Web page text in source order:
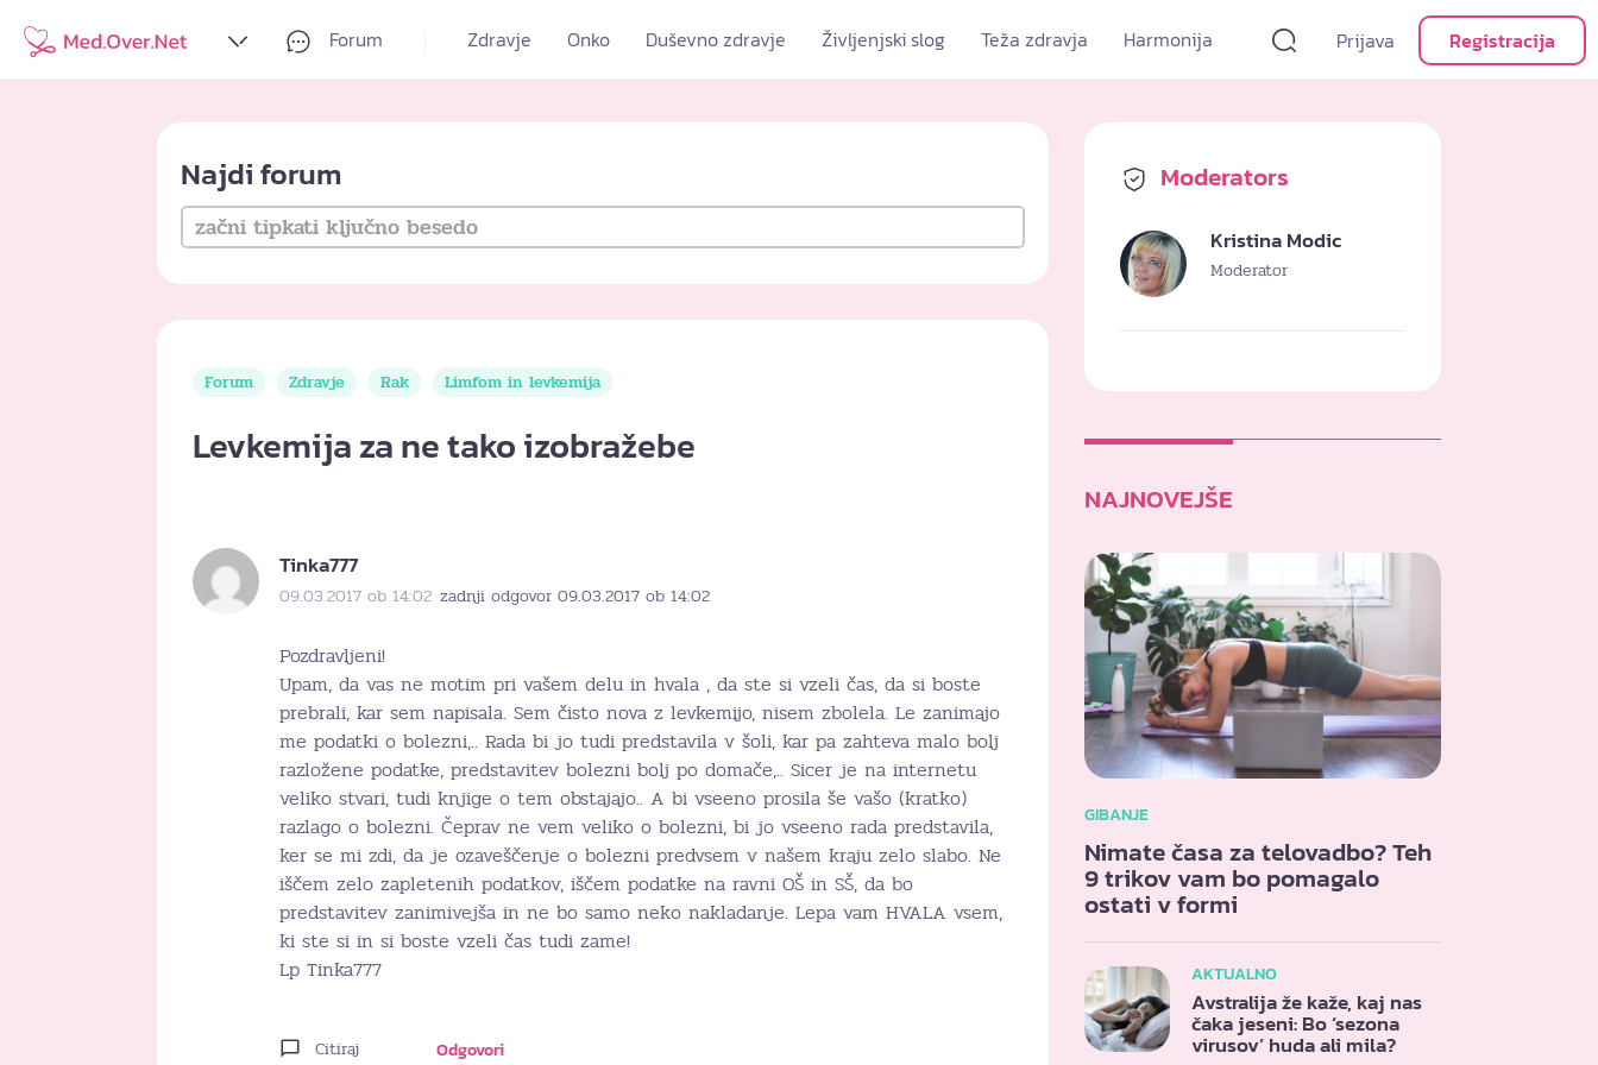
Forum Zdravje Onko Duševno zdravje Življenjski slog Teža zdravja Harmonija Prijava Registracija
Najdi forum
Forum Zdravje Rak Limfom in levkemija
Levkemija za ne tako izobražebe
Tinka777
09.03.2017 ob 14:02 zadnji odgovor 09.03.2017 ob 14:02
Pozdravljeni!
Upam, da vas ne motim pri vašem delu in hvala , da ste si vzeli čas, da si boste
prebrali, kar sem napisala. Sem čisto nova z levkemijo, nisem zbolela. Le zanimajo
me podatki o bolezni,.. Rada bi jo tudi predstavila v šoli, kar pa zahteva malo bolj
razložene podatke, predstavitev bolezni bolj po domače,.. Sicer je na internetu
veliko stvari, tudi knjige o tem obstajajo.. A bi vseeno prosila še vašo (kratko)
razlago o bolezni. Čeprav ne vem veliko o bolezni, bi jo vseeno rada predstavila,
ker se mi zdi, da je ozaveščenje o bolezni predvsem v našem kraju zelo slabo. Ne
iščem zelo zapletenih podatkov, iščem podatke na ravni OŠ in SŠ, da bo
predstavitev zanimivejša in ne bo samo neko nakladanje. Lepa vam HVALA vsem,
ki ste si in si boste vzeli čas tudi zame!
Lp Tinka777
Citiraj Odgovori
Moderators
Kristina Modic
Moderator
NAJNOVEJŠE
GIBANJE
Nimate časa za telovadbo? Teh
9 trikov vam bo pomagalo
ostati v formi
AKTUALNO
Avstralija že kaže, kaj nas
čaka jeseni: Bo ‘sezona
virusov’ huda ali mila?